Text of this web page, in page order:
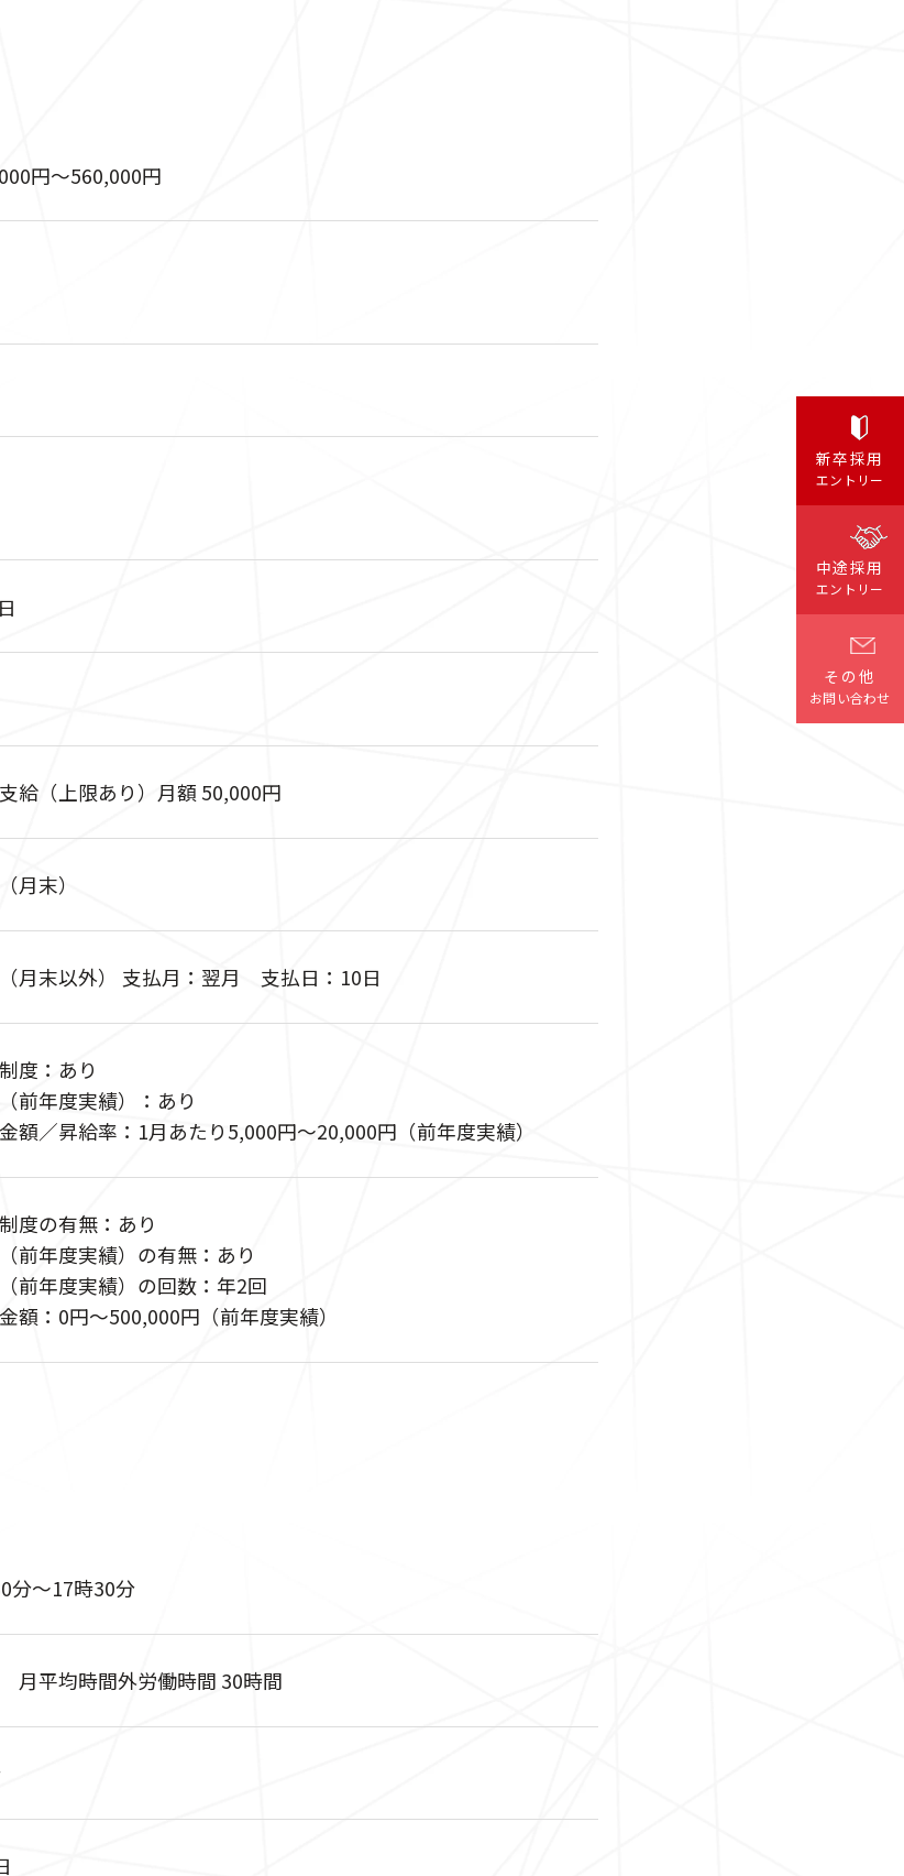
円〜560,000円
給（上限あり）月額 50,000円
月末）
月末以外） 支払月：翌月 支払日：10日
度：あり
前年度実績）：あり
額／昇給率：1月あたり5,000円〜20,000円（前年度実績）
度の有無：あり
前年度実績）の有無：あり
前年度実績）の回数：年2回
額：0円〜500,000円（前年度実績）
分〜17時30分
月平均時間外労働時間 30時間
クイック
職種検索
新卒採用
エントリー
中途採用
エントリー
その他
お問い合わせ